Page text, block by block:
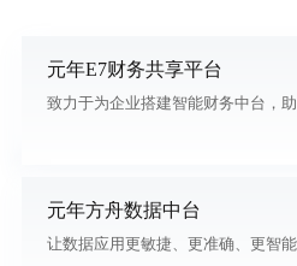
元年E7财务共享平台
致力于为企业搭建智能财务中台，
元年方舟数据中台
让数据应用更敏捷、更准确、更智能